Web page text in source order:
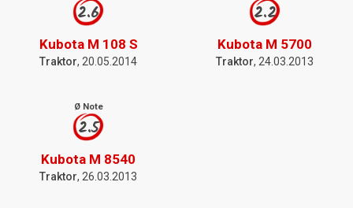
2.6
Kubota M 108 S
Traktor, 20.05.2014
2.2
Kubota M 5700
Traktor, 24.03.2013
Ø Note
2.5
Kubota M 8540
Traktor, 26.03.2013